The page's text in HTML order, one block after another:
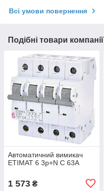
Всі умови повернення
Подібні товари компанії
Автоматичний вимикач
ETIMAT 6 3p+N C 63А
1 573 ₴